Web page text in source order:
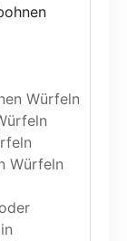
Würfeln
Würfeln